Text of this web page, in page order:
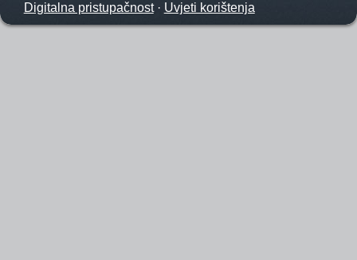
Digitalna pristupačnost· Uvjeti korištenja